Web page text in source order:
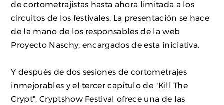
de cortometrajistas hasta ahora limitada a los
circuitos de los festivales. La presentación se hace
de la mano de los responsables de la web
Proyecto Naschy, encargados de esta iniciativa.
Y después de dos sesiones de cortometrajes
inmejorables y el tercer capítulo de "Kill The
Crypt", Cryptshow Festival ofrece una de las